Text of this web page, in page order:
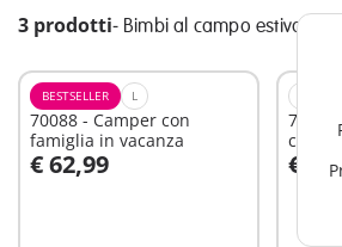
3 prodotti- Bimbi al campo estivo
BESTSELLER L
70088 - Camper con
famiglia in vacanza
€ 62,99
71425
canoa
€